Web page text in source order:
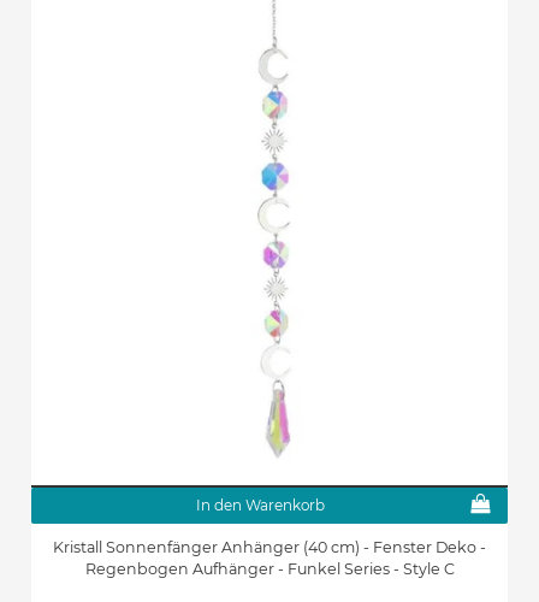
In den Warenkorb
Kristall Sonnenfänger Anhänger (40 cm) - Fenster Deko -
Regenbogen Aufhänger - Funkel Series - Style C